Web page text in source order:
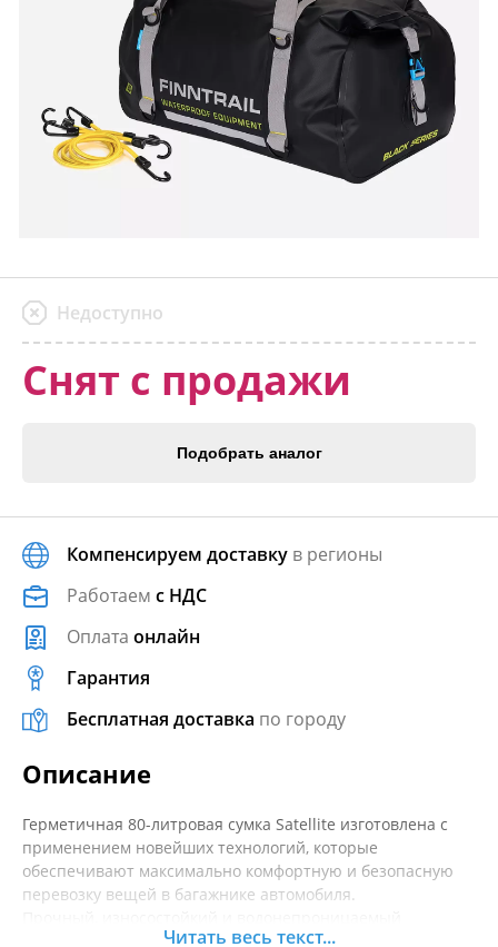
Недоступно
Снят с продажи
Подобрать аналог
Компенсируем доставку в регионы
Работаем с НДС
Оплата онлайн
Гарантия
Бесплатная доставка по городу
Описание
Герметичная 80-литровая сумка Satellite изготовлена с
применением новейших технологий, которые
обеспечивают максимально комфортную и безопасную
перевозку вещей в багажнике автомобиля.
материал надёжно защищает содержимое сумки от влаги
Читать весь текст...